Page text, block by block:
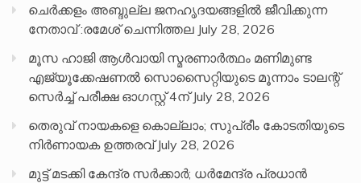
ചെർക്കളം അബ്ദുല്ല ജനഹൃദയങ്ങളിൽ ജീവിക്കുന്ന
നേതാവ് :രമേശ് ചെന്നിത്തല July 28, 2026
മൂസ ഹാജി ആൾവായി സ്മരണാർത്ഥം മണിമുണ്ട
എജ്യൂക്കേഷണൽ സൊസൈറ്റിയുടെ മൂന്നാം ടാലന്റ്
സെർച്ച് പരീക്ഷ ഓഗസ്റ്റ് 4ന് July 28, 2026
തെരുവ് നായകളെ കൊല്ലാം; സുപ്രീം കോടതിയുടെ
നിർണായക ഉത്തരവ് July 28, 2026
മുട്ട് മടക്കി കേന്ദ്ര സർക്കാർ; ധർമേന്ദ്ര പ്രധാൻ